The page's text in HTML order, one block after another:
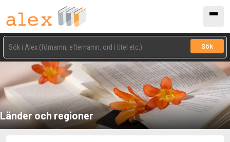
Sök
Länder och regioner